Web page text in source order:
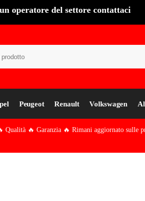
operatore del settore contattaci
Peugeot Renault Volkswagen
Qualità 🔥 Garanzia 🔥 Rimani aggiornato sulle